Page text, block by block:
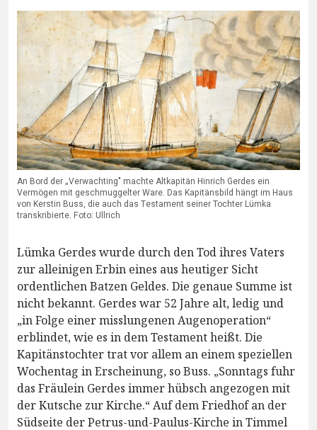
An Bord der „Verwachting" machte Altkapitän Hinrich Gerdes ein
Vermögen mit geschmuggelter Ware. Das Kapitänsbild hängt im Haus
von Kerstin Buss, die auch das Testament seiner Tochter Lümka
transkribierte. Foto: Ullrich
Lümka Gerdes wurde durch den Tod ihres Vaters
zur alleinigen Erbin eines aus heutiger Sicht
ordentlichen Batzen Geldes. Die genaue Summe ist
nicht bekannt. Gerdes war 52 Jahre alt, ledig und
„in Folge einer misslungenen Augenoperation“
erblindet, wie es in dem Testament heißt. Die
Kapitänstochter trat vor allem an einem speziellen
Wochentag in Erscheinung, so Buss. „Sonntags fuhr
das Fräulein Gerdes immer hübsch angezogen mit
der Kutsche zur Kirche.“ Auf dem Friedhof an der
Südseite der Petrus-und-Paulus-Kirche in Timmel